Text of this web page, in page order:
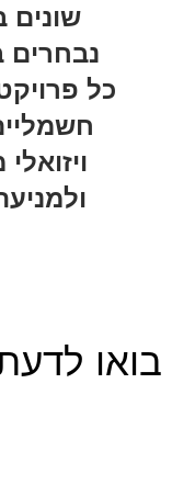
שונים
כל
בואו